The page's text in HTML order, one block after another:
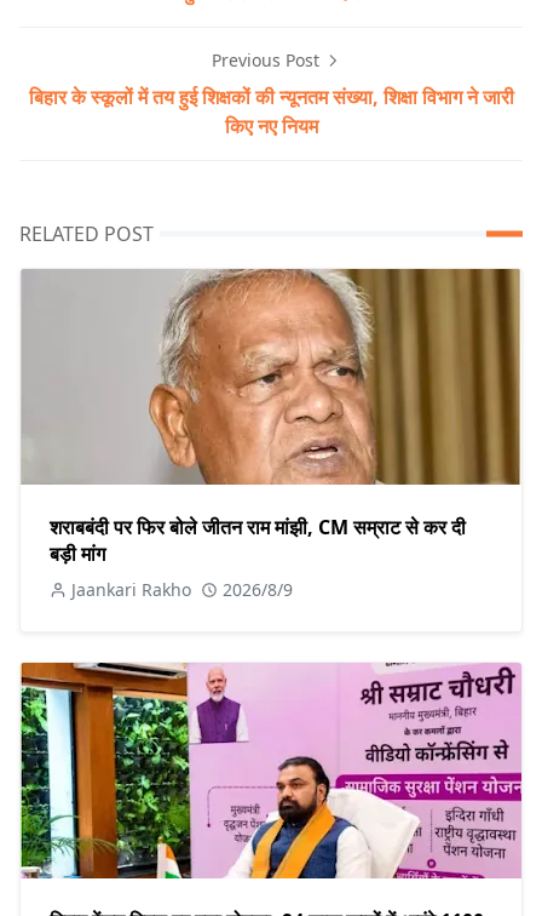
Previous Post
बिहार के स्कूलों में तय हुई शिक्षकों की न्यूनतम संख्या, शिक्षा विभाग ने जारी
किए नए नियम
RELATED POST
शराबबंदी पर फिर बोले जीतन राम मांझी, CM सम्राट से कर दी
बड़ी मांग
Jaankari Rakho 2026/8/9